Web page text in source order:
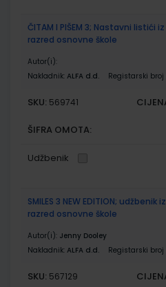
ČITAM I PIŠEM 3; Nastavni listići
razred osnovne škole
Autor(i):
Nakladnik: ALFA d.d. Registarski
SKU: 569741
ŠIFRA OMOTA:
Udžbenik
SMILES 3 NEW EDITION;
razred osnovne škole
Autor(i): Jenny Dooley
Nakladnik: ALFA d.d. Registarski
SKU: 567129